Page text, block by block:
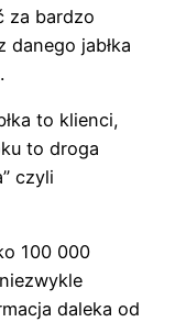
za bardzo
jabłka
to klienci,
to droga
czyli
100 000
daleka od